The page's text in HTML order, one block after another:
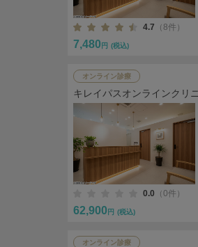
4.7 （8件）
7,480 円 (税込)
オンライン診療
キレイパスオンラインクリ
0.0 （0件）
62,900 円 (税込)
オンライン診療